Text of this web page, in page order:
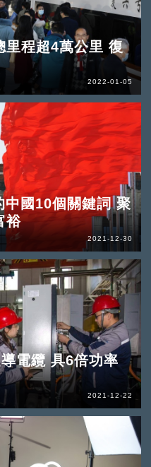
里程超4萬公里 復
2022-01-05
中國10個關鍵詞 聚
裕
2021-12-30
電纜 具6倍功率
2021-12-22